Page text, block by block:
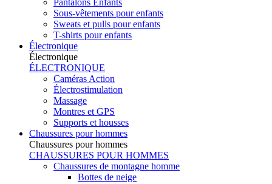
Pantalons Enfants
Sous-vêtements pour enfants
Sweats et pulls pour enfants
T-shirts pour enfants
Électronique
Électronique
ÉLECTRONIQUE
Caméras Action
Électrostimulation
Massage
Montres et GPS
Supports et housses
Chaussures pour hommes
Chaussures pour hommes
CHAUSSURES POUR HOMMES
Chaussures de montagne homme
Bottes de neige